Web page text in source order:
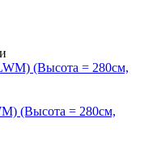
(Высота = 280cм,